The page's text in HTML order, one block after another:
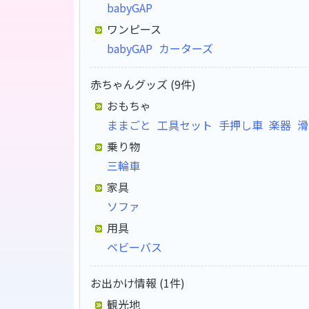
babyGAP
ワンピース
babyGAP カーターズ
赤ちゃんグッズ (9件)
おもちゃ
ままごと 工具セット 手押し車 楽器
乗り物
三輪車
家具
ソファ
用具
ベビーバス
お出かけ情報 (1件)
観光地